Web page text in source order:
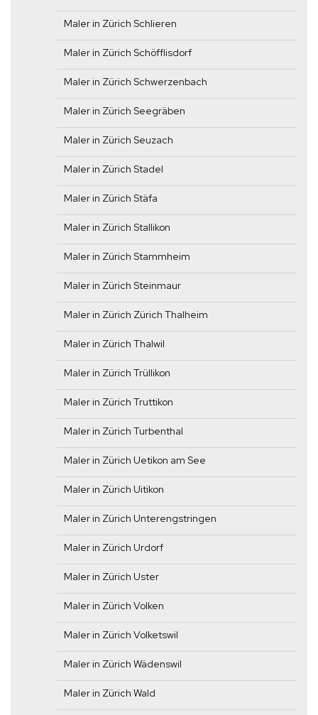
Maler in Zürich Schlieren
Maler in Zürich Schöfflisdorf
Maler in Zürich Schwerzenbach
Maler in Zürich Seegräben
Maler in Zürich Seuzach
Maler in Zürich Stadel
Maler in Zürich Stäfa
Maler in Zürich Stallikon
Maler in Zürich Stammheim
Maler in Zürich Steinmaur
Maler in Zürich Zürich Thalheim
Maler in Zürich Thalwil
Maler in Zürich Trüllikon
Maler in Zürich Truttikon
Maler in Zürich Turbenthal
Maler in Zürich Uetikon am See
Maler in Zürich Uitikon
Maler in Zürich Unterengstringen
Maler in Zürich Urdorf
Maler in Zürich Uster
Maler in Zürich Volken
Maler in Zürich Volketswil
Maler in Zürich Wädenswil
Maler in Zürich Wald